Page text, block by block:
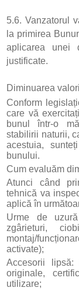
5.6. Vanzatorul
la primirea
aplicarea unei
justificate.
Diminuarea
Conform
care vă
bunul într-o
stabilirii naturii,
acestuia,
bunului.
Cum evaluăm
Atunci când
tehnică va
aplică în
Urme de
zgârieturi,
montaj/
activate);
Accesorii lipsă:
originale,
utilizare;